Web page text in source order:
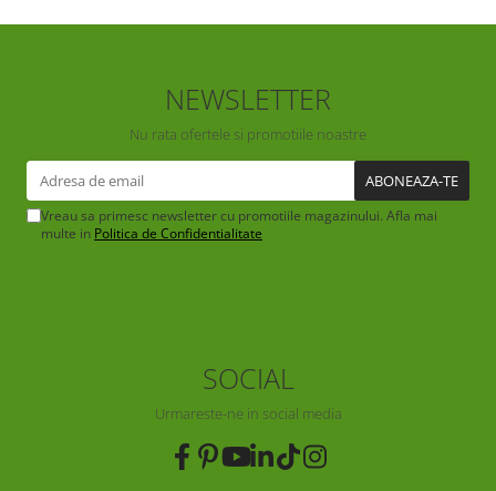
NEWSLETTER
Nu rata ofertele si promotiile noastre
Vreau sa primesc newsletter cu promotiile magazinului. Afla mai
multe in Politica de Confidentialitate
SOCIAL
Urmareste-ne in social media